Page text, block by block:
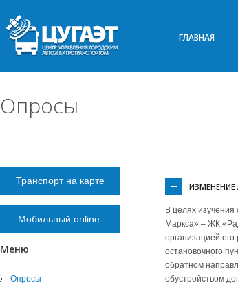
ГЛАВНАЯ
Опросы
В целях
Маркса» – ЖК
организацией
остановочного
обратном
обустройством
Транспорт на карте
Мобильный online
Меню
Опросы